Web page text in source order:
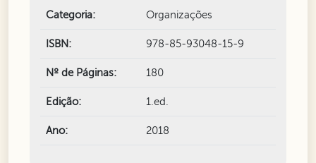
Categoria: Organizações
ISBN: 978-85-93048-15-9
Nº de Páginas: 180
Edição: 1.ed.
Ano: 2018